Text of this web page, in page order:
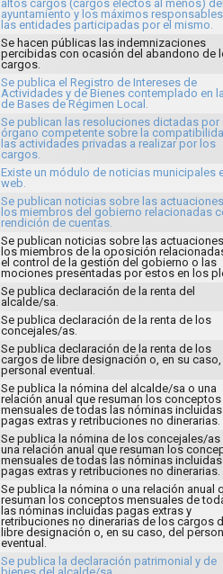
altos cargos (cargos electos al menos)
ayuntamiento y los máximos
las entidades participadas por el mismo.
Se hacen públicas las indemnizaciones
percibidas con ocasión del abandono de
cargos.
Se publica el Registro de Intereses de
Actividades y de Bienes contemplado en
de Bases de Régimen Local.
Se publican las resoluciones dictadas por
órgano competente sobre la
las actividades privadas a realizar por los
cargos.
Existe un módulo de noticias municipales
web.
Se publican noticias sobre las
los miembros del gobierno relacionadas
rendición de cuentas.
Se publican noticias sobre las
los miembros de la oposición
el control de la gestión del gobierno o las
mociones presentadas por estos en los
Se publica declaración de la renta del
alcalde/sa.
Se publica declaración de la renta de los
concejales/as.
Se publica declaración de la renta de los
cargos de libre designación o, en su
personal eventual.
Se publica la nómina del alcalde/sa o una
relación anual que resuman los conceptos
mensuales de todas las nóminas incluidas
pagas extras y retribuciones no dinerarias.
Se publica la nómina de los concejales/as
una relación anual que resuman los
mensuales de todas las nóminas incluidas
pagas extras y retribuciones no dinerarias.
Se publica la nómina o una relación anual
resuman los conceptos mensuales de
las nóminas incluidas pagas extras y
retribuciones no dinerarias de los cargos
libre designación o, en su caso, del
eventual.
Se publica la declaración patrimonial y de